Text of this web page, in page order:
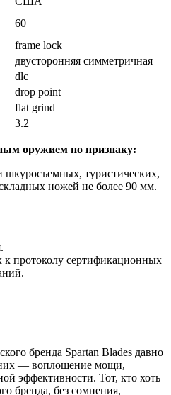
60
frame lock
двусторонняя симметричная
dlc
drop point
flat grind
3.2
оружием по признаку:
шкуросъемных, туристических,
ножей не более 90 мм.
протоколу сертификационных
бренда Spartan Blades давно
— воплощение мощи,
эффективности. Тот, кто хоть
бренда, без сомнения,